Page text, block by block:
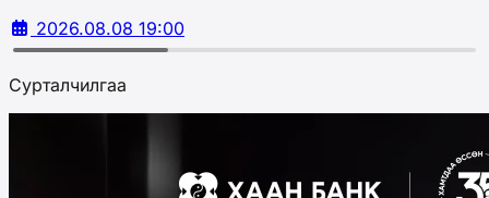
2026.08.08 19:00
Сурталчилгаа